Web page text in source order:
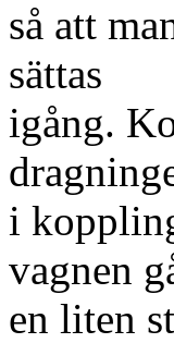
så att
sättas
igång.
i
vagnen
en liten